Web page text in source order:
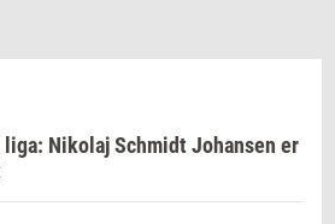
Nikolaj Schmidt Johansen er